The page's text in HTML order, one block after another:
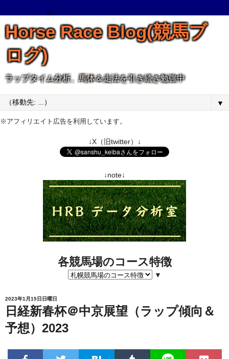
Horse Race Blog(競馬ブ
ログ)
ラップタイム分析、馬体＆走法を引き続き勉強中
▼
※アフィリエイト広告を利用しています。
↓X（旧twitter）↓
↓note↓
各競馬場のコース特徴
▼
2023年1月15日日曜日
日経新春杯＠中京展望（ラップ傾向＆
予想）2023